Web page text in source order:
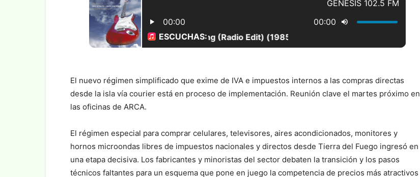
El nuevo régimen simplificado que exime de IVA e impuestos internos a las compras directas
desde la isla vía courier está en proceso de implementación. Reunión clave el martes próximo en
las oficinas de ARCA.
El régimen especial para comprar celulares, televisores, aires acondicionados, monitores y
hornos microondas libres de impuestos nacionales y directos desde Tierra del Fuego ingresó en
una etapa decisiva. Los fabricantes y minoristas del sector debaten la transición y los pasos
técnicos faltantes para un esquema que pone en juego la competencia de precios más atractivos